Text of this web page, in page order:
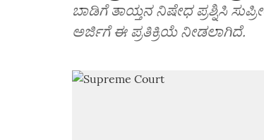
ಬಾಡಿಗೆ ತಾಯ್ತನ ನಿಷೇಧ ಪ್ರಶ್ನಿಸಿ
ಅರ್ಜಿಗೆ ಈ ಪ್ರತಿಕ್ರಿಯೆ ನೀಡಲಾಗಿದೆ.